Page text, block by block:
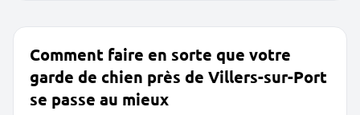
Comment faire en sorte que votre
garde de chien près de Villers-sur-Port
se passe au mieux